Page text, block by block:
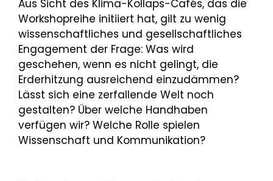
Aus Sicht des Klima-Kollaps-Cafés, das die
Workshopreihe initiiert hat, gilt zu wenig
wissenschaftliches und gesellschaftliches
Engagement der Frage: Was wird
geschehen, wenn es nicht gelingt, die
Erderhitzung ausreichend einzudämmen?
Lässt sich eine zerfallende Welt noch
gestalten? Über welche Handhaben
verfügen wir? Welche Rolle spielen
Wissenschaft und Kommunikation?